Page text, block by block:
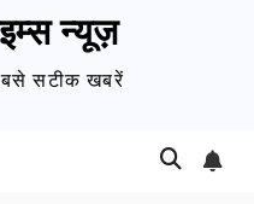
न्यूज़
सटीक खबरें